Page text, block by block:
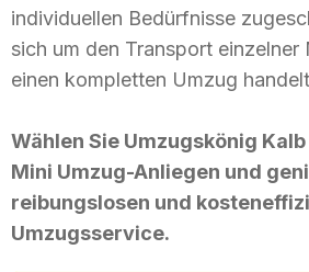
individuellen Bedürfnisse
sich um den Transport
einen kompletten Umzug
Wählen Sie Umzugskönig
Mini Umzug-Anliegen und
reibungslosen und
Umzugsservice.